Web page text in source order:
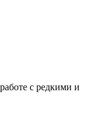
с редкими и